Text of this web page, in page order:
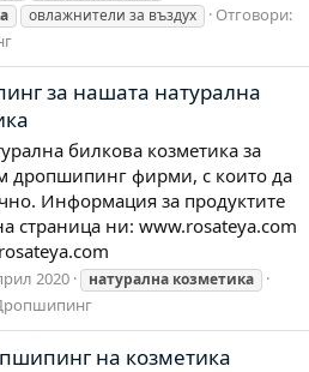
овлажнители за въздух
Отговори:
за нашата натурална
билкова козметика за
дропшипинг фирми, с които да
Информация за продуктите
страница ни: www.rosateya.com
2020 натурална козметика
на козметика